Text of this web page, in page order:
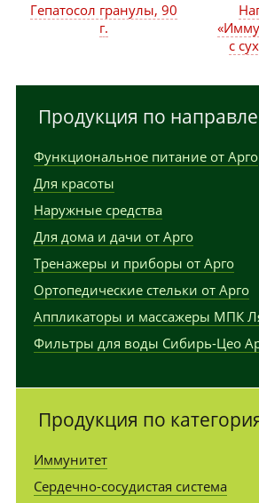
с
Гепатосол гранулы, 90
г.
Продукция по
Функциональное питание от Арго
Для красоты
Наружные средства
Для дома и дачи от Арго
Тренажеры и приборы от Арго
Ортопедические стельки от Арго
Аппликаторы и массажеры МПК
Фильтры для воды Сибирь-Цео
Продукция по
Иммунитет
Сердечно-сосудистая система